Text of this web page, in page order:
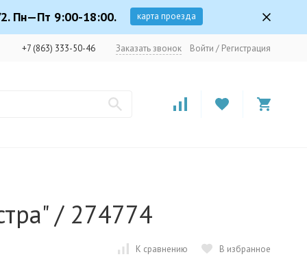
Пн—Пт 9:00-18:00. карта проезда
+7 (863) 333-50-46 Заказать звонок Войти / Регистрация
/ 274774
К сравнению В избранное